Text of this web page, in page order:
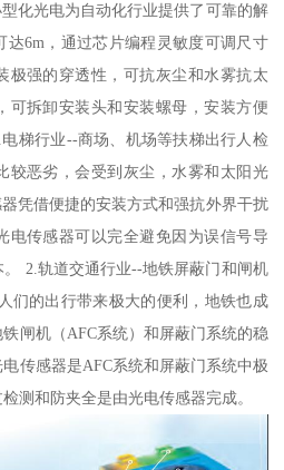
化光电为自动化行业提供了可靠的解
6m，通过芯片编程灵敏度可调尺寸
极强的穿透性，可抗灰尘和水雾抗太
可拆卸安装头和安装螺母，安装方便
梯行业--商场、机场等扶梯出行人检
较恶劣，会受到灰尘，水雾和太阳光
凭借便捷的安装方式和强抗外界干扰
电传感器可以完全避免因为误信号导
2.轨道交通行业--地铁屏蔽门和闸机
们的出行带来极大的便利，地铁也成
闸机（AFC系统）和屏蔽门系统的稳
传感器是AFC系统和屏蔽门系统中极
测和防夹全是由光电传感器完成。